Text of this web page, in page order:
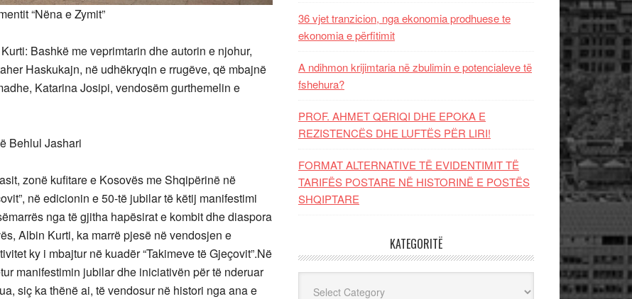
“Nëna e Zymit”
Bashkë me veprimtarin dhe autorin e njohur,
Haskukajn, në udhëkryqin e rrugëve, që mbajnë
Katarina Josipi, vendosëm gurthemelin e
Behlul Jashari
zonë kufitare e Kosovës me Shqipërinë në
në edicionin e 50-të jubilar të këtij manifestimi
nga të gjitha hapësirat e kombit dhe diaspora
Albin Kurti, ka marrë pjesë në vendosjen e
ky i mbajtur në kuadër “Takimeve të Gjeçovit”.Në
manifestimin jubilar dhe iniciativën për të nderuar
siç ka thënë ai, të vendosur në histori nga ana e
36 vjet tranzicion, nga ekonomia prodhuese te
ekonomia e përfitimit
A ndihmon krijimtaria në zbulimin e potencialeve të
fshehura?
PROF. AHMET QERIQI DHE EPOKA E
REZISTENCЁS DHE LUFTЁS PЁR LIRI!
FORMAT ALTERNATIVE TË EVIDENTIMIT TË
TARIFËS POSTARE NË HISTORINË E POSTËS
SHQIPTARE
KATEGORITË